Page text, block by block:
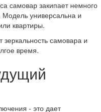
самовар закипает немного
универсальна и
квартиры.
самовара и
время.
- это дает